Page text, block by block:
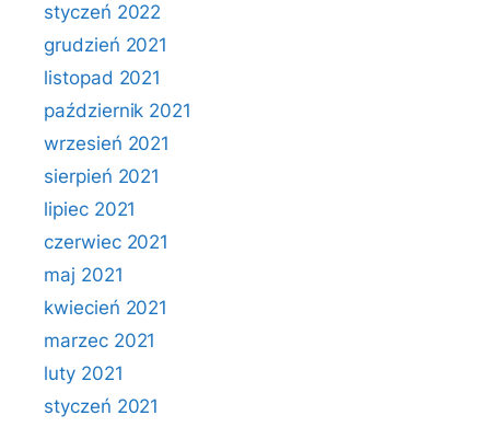
styczeń 2022
grudzień 2021
listopad 2021
październik 2021
wrzesień 2021
sierpień 2021
lipiec 2021
czerwiec 2021
maj 2021
kwiecień 2021
marzec 2021
luty 2021
styczeń 2021